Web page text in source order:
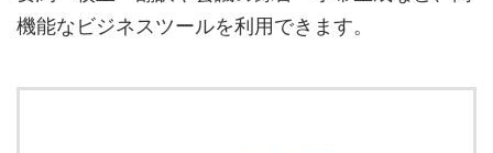
機能なビジネスツールを利用できます。